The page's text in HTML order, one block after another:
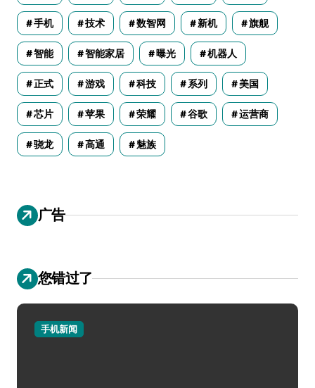
手机 技术 数智网 新机 旗舰
智能 智能家居 曝光 机器人
正式 游戏 科技 系列 美国
芯片 苹果 荣耀 谷歌 运营商
骁龙 高通 魅族
广告
您错过了
手机新闻